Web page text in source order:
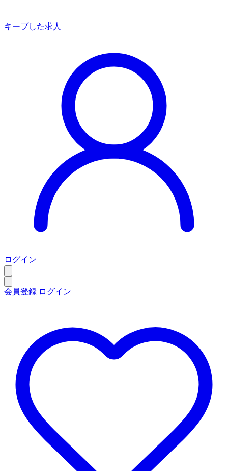
キープした求人
ログイン
会員登録 ログイン